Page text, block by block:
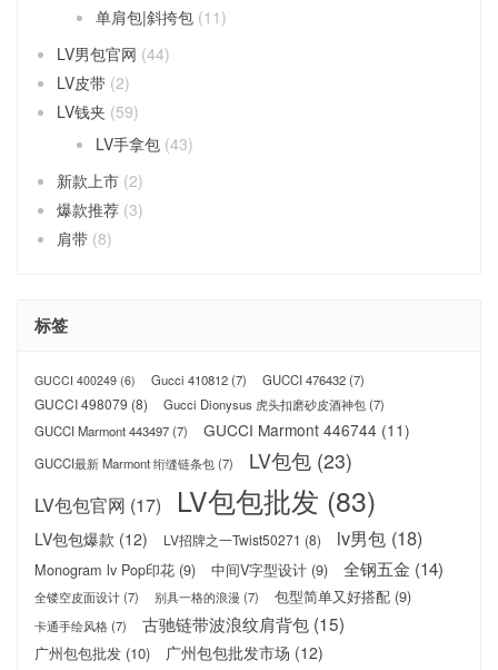
单肩包|斜挎包 (11)
LV男包官网 (44)
LV皮带 (2)
LV钱夹 (59)
LV手拿包 (43)
新款上市 (2)
爆款推荐 (3)
肩带 (8)
标签
GUCCI 400249 (6) Gucci 410812(7) GUCCI 476432(7)
GUCCI 498079 (8) Gucci Dionysus 虎头扣磨砂皮酒神包(7)
GUCCI Marmont 443497(7) GUCCI Marmont 446744 (11)
GUCCI最新 Marmont 绗缝链条包(7) LV包包 (23)
LV包包官网 (17) LV包包批发 (83)
LV包包爆款 (12) LV招牌之一Twist50271 (8) lv男包 (18)
Monogram lv Pop印花 (9) 中间V字型设计 (9) 全钢五金 (14)
全镂空皮面设计(7) 别具一格的浪漫 (7) 包型简单又好搭配 (9)
卡通手绘风格(7) 古驰链带波浪纹肩背包 (15)
广州包包批发 (10) 广州包包批发市场 (12)